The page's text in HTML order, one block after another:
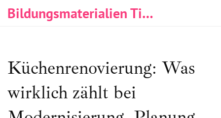
Bildungsmaterialien Tischlerei & Immobilien
Küchenrenovierung: Was
wirklich zählt bei